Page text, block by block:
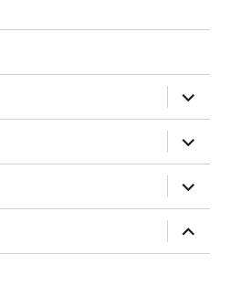
öffnen
öffnen
öffnen
öffnen